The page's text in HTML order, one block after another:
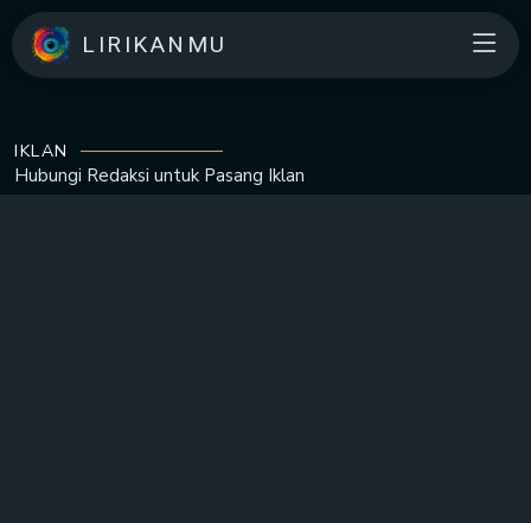
LIRIKANMU
IKLAN
Hubungi Redaksi untuk Pasang Iklan